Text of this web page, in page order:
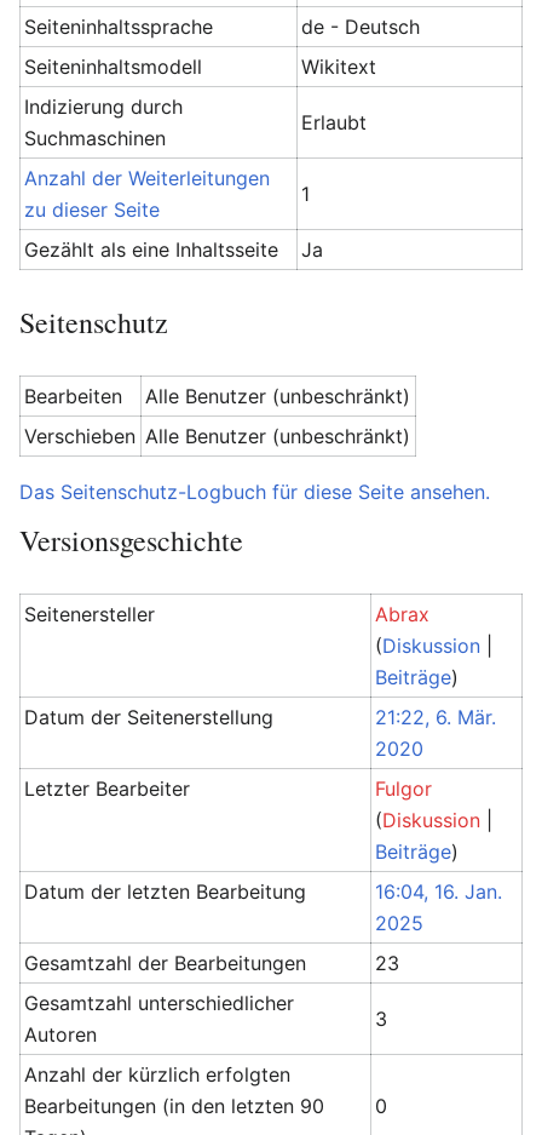
Seiteninhaltssprache
de - Deutsch
Seiteninhaltsmodell
Wikitext
Indizierung durch
Suchmaschinen
Erlaubt
Anzahl der Weiterleitungen
zu dieser Seite
1
Gezählt als eine Inhaltsseite Ja
Seitenschutz
Bearbeiten
Alle Benutzer (unbeschränkt)
Verschieben Alle Benutzer (unbeschränkt)
Das Seitenschutz-Logbuch für diese Seite ansehen.
Versionsgeschichte
Seitenersteller
Abrax
(Diskussion
Beiträge)
Datum der Seitenerstellung
21:22, 6. Mär.
2020
Letzter Bearbeiter
Fulgor
(Diskussion
Beiträge)
Datum der letzten Bearbeitung
16:04, 16. Jan.
2025
Gesamtzahl der Bearbeitungen
23
Gesamtzahl unterschiedlicher
Autoren
3
Anzahl der kürzlich erfolgten
Bearbeitungen (in den letzten 90
0